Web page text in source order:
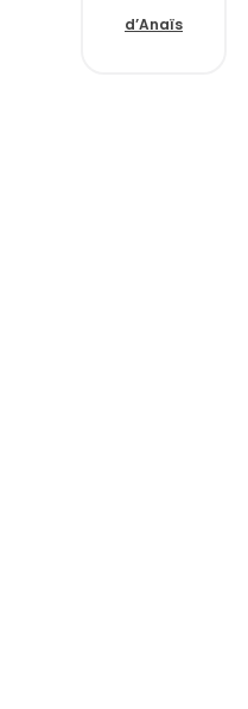
d’Anaïs